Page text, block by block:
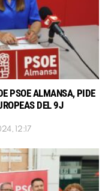
PSOE ALMANSA, PIDE
DEL 9J
12:17